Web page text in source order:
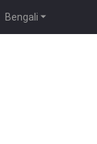
Bengali